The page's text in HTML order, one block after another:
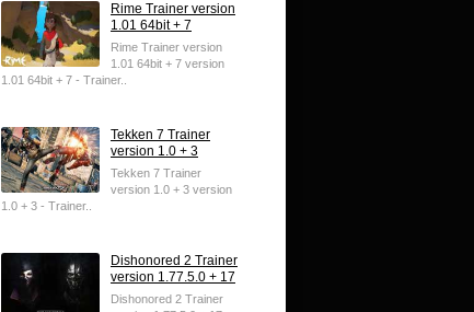
Rime Trainer version
1.01 64bit + 7
Rime Trainer version
1.01 64bit + 7 version
1.01 64bit + 7 - Trainer..
Tekken 7 Trainer
version 1.0 + 3
Tekken 7 Trainer
version 1.0 + 3 version
1.0 + 3 - Trainer..
Dishonored 2 Trainer
version 1.77.5.0 + 17
Dishonored 2 Trainer